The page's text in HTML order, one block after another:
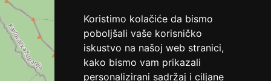
Koristimo kolačiće da bismo
poboljšali vaše korisničko
iskustvo na našoj web stranici,
kako bismo vam prikazali
personalizirani sadržaj i ciljane